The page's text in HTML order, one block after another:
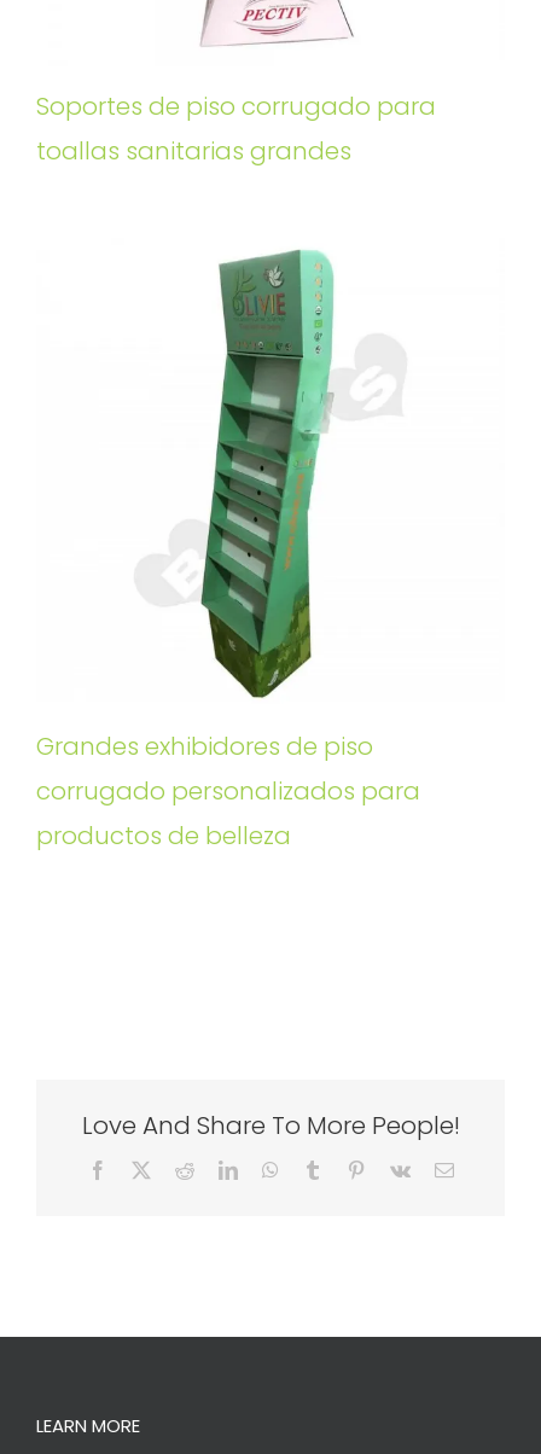
Soportes de piso corrugado para
toallas sanitarias grandes
Grandes exhibidores de piso
corrugado personalizados para
productos de belleza
Love And Share To More People!
Facebook RedditLinkedInWhatsApp
Tumblr Pinterest
Vk Email
LEARN MORE